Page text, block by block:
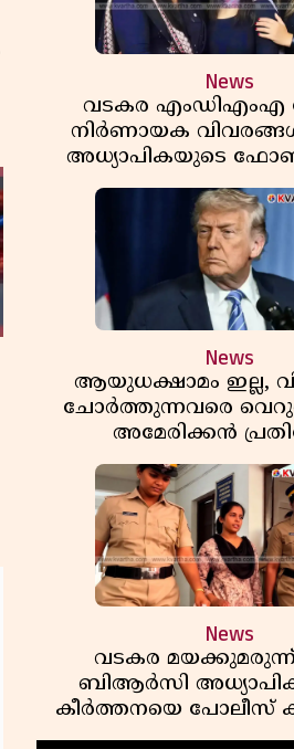
News
വടകര എംഡിഎംഎ
നിർണായക
അധ്യാപികയുടെ
ലഹരി ഇടപാട്
News
ആയുധക്ഷാമം ഇല്ല,
ചോർത്തുന്നവരെ
അമേരിക്കൻ
സെക്രട്ടറിയുമായി
ട്രംപ്
News
വടകര
ബിആർസി
കീർത്തനയെ പോലീസ്
വിട്ടു